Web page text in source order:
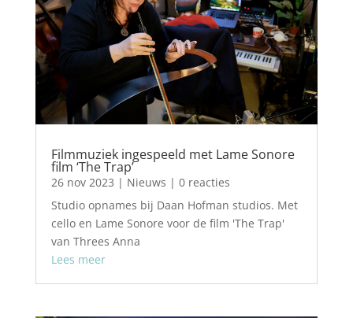
Filmmuziek ingespeeld met Lame Sonore
film ‘The Trap’
26 nov 2023 | Nieuws | 0 reacties
Studio opnames bij Daan Hofman studios. Met
cello en Lame Sonore voor de film 'The Trap'
van Threes Anna
Lees meer